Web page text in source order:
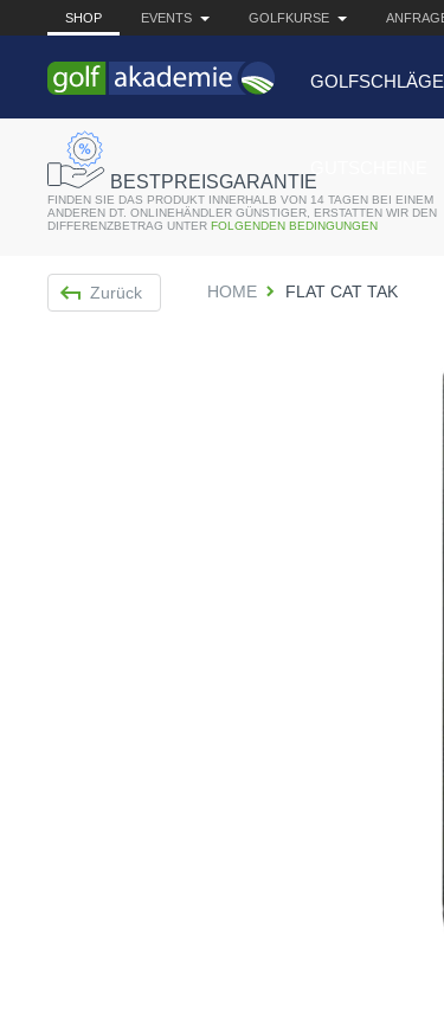
SHOP EVENTS GOLFKURSE
BESTPREISGARANTIE
FINDEN SIE DAS PRODUKT INNERHALB VON 14 TAGEN BEI EINEM
ANDEREN DT. ONLINEHÄNDLER GÜNSTIGER, ERSTATTEN WIR DEN
DIFFERENZBETRAG UNTER FOLGENDEN BEDINGUNGEN
Zurück HOME FLAT CAT TAK